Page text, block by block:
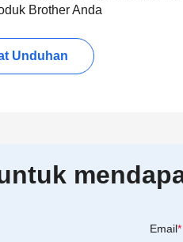
Brother Anda
Unduhan
Email*